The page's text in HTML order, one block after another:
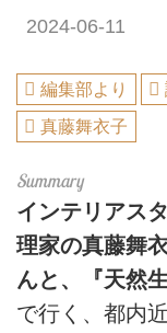
2024-06-11
編集部より
真藤舞衣子
インテリアス
理家の真藤舞
んと、『天然
で行く、都内